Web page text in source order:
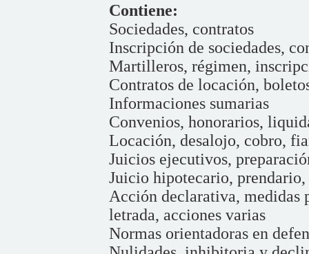
Contiene:
Sociedades, contratos
Inscripción de sociedades,
Martilleros, régimen,
Contratos de locación,
Informaciones sumarias
Convenios, honorarios,
Locación, desalojo, cobro,
Juicios ejecutivos,
Juicio hipotecario, prendario,
Acción declarativa, medidas
letrada, acciones varias
Normas orientadoras en